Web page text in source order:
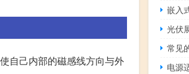
自己内部的磁感线方向与外
嵌入
光伏
常见
电源